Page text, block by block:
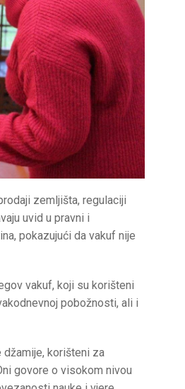
zemljišta, regulaciji
uvid u pravni i
pokazujući da vakuf nije
vakuf, koji su korišteni
pobožnosti, ali i
korišteni za
govore o visokom nivou